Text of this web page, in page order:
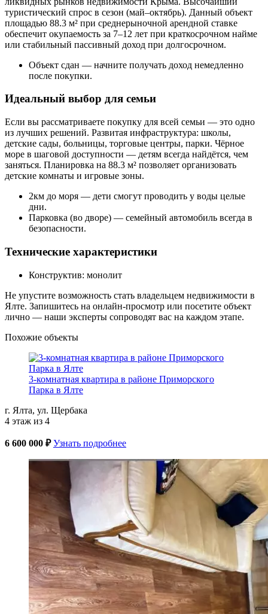
туристический спрос в сезон (май–октябрь). Данный объект
площадью 88.3 м² при среднерыночной арендной ставке
обеспечит окупаемость за 7–12 лет при краткосрочном найме
или стабильный пассивный доход при долгосрочном.
Объект сдан — начните получать доход немедленно
после покупки.
Идеальный выбор для семьи
Если вы рассматриваете покупку для всей семьи — это одно
из лучших решений. Развитая инфраструктура: школы,
детские сады, больницы, торговые центры, парки. Чёрное
море в шаговой доступности — детям всегда найдётся, чем
заняться. Планировка на 88.3 м² позволяет организовать
детские комнаты и игровые зоны.
2км до моря — дети смогут проводить у воды целые
дни.
Парковка (во дворе) — семейный автомобиль всегда в
безопасности.
Технические характеристики
Конструктив: монолит
Не упустите возможность стать владельцем недвижимости в
Ялте. Запишитесь на онлайн-просмотр или посетите объект
лично — наши эксперты сопроводят вас на каждом этапе.
Похожие объекты
3-комнатная квартира в районе Приморского
Парка в Ялте
г. Ялта, ул. Щербака
4 этаж из 4
6 600 000 ₽ Узнать подробнее